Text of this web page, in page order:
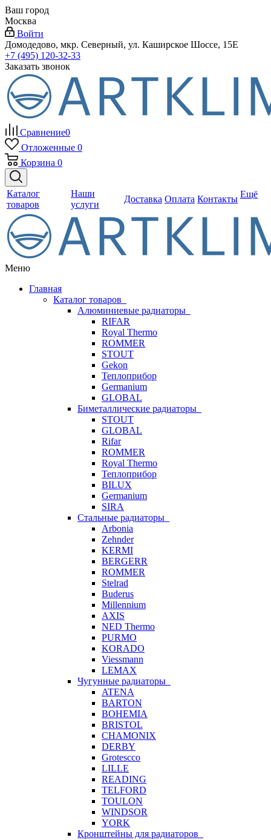
Ваш город
Москва
Войти
Домодедово, мкр. Северный, ул. Каширское Шоссе, 15Е
+7 (495) 120-32-33
Заказать звонок
Сравнение0
Отложенные 0
Корзина 0
Каталог
товаров
Наши
услуги
Доставка Оплата Контакты Ещё
Меню
Главная
Каталог товаров
Алюминиевые радиаторы
RIFAR
Royal Thermo
ROMMER
STOUT
Gekon
Теплоприбор
Germanium
GLOBAL
Биметаллические радиаторы
STOUT
GLOBAL
Rifar
ROMMER
Royal Thermo
Теплоприбор
BILUX
Germanium
SIRA
Стальные радиаторы
Arbonia
Zehnder
KERMI
BERGERR
ROMMER
Stelrad
Buderus
Millennium
AXIS
NED Thermo
PURMO
KORADO
Viessmann
LEMAX
Чугунные радиаторы
ATENA
BARTON
BOHEMIA
BRISTOL
CHAMONIX
DERBY
Grotescco
LILLE
READING
TELFORD
TOULON
WINDSOR
YORK
Кронштейны для радиаторов